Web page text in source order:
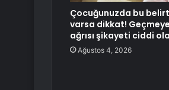
Çocuğunuzda bu
varsa dikkat!
ağrısı şikayeti ciddi
Ağustos 4, 2026